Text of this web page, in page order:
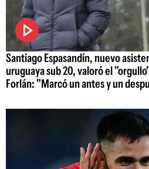
Santiago Espasandín, nuevo
uruguaya sub 20, valoró el
Forlán: "Marcó un antes y un